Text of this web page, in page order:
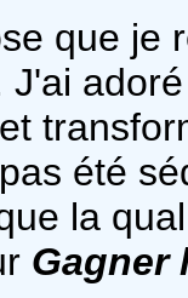
que je
été
la
Gagner